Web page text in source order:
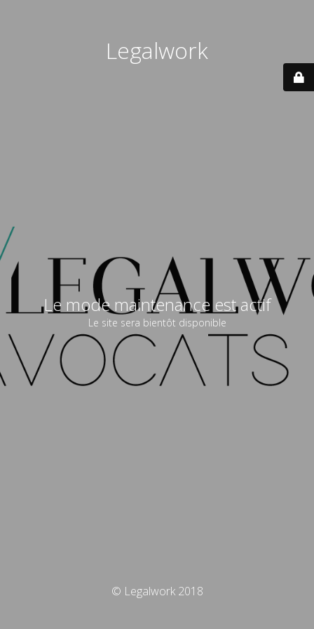
Legalwork
Le mode maintenance est actif
Le site sera bientôt disponible
© Legalwork 2018